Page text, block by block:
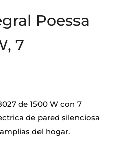
Poessa
7
de 1500 W con 7
de pared silenciosa
del hogar.